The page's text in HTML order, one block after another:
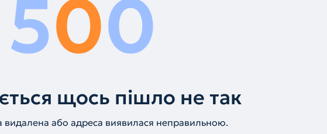
500
щось пішло не так
видалена або адреса виявилася неправильною.